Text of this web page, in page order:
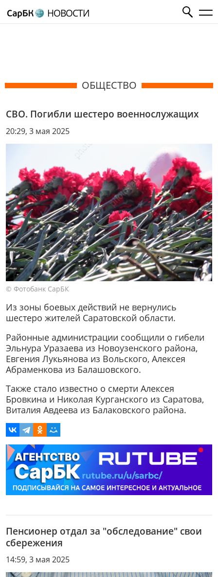
НОВОСТИ
ОБЩЕСТВО
СВО. Погибли шестеро военнослужащих
20:29, 3 мая 2025
© Фотобанк СарБК
Из зоны боевых действий не вернулись
шестеро жителей Саратовской области.
Районные администрации сообщили о гибели
Эльнура Уразаева из Новоузенского района,
Евгения Лукьянова из Вольского, Алексея
Абраменкова из Балашовского.
Также стало известно о смерти Алексея
Бровкина и Николая Курганского из Саратова,
Виталия Авдеева из Балаковского района.
Пенсионер отдал за "обследование" свои
сбережения
14:59, 3 мая 2025